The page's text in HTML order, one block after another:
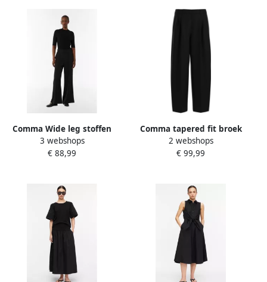
Comma Wide leg stoffen
broek met vaste
persplooien
3 webshops
€ 88,99
Comma tapered fit broek
met bandplooien
2 webshops
€ 99,99